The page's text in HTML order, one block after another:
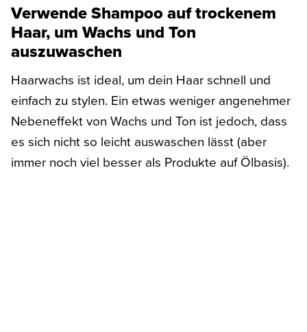
Verwende Shampoo auf trockenem
Haar, um Wachs und Ton
auszuwaschen
Haarwachs ist ideal, um dein Haar schnell und
einfach zu stylen. Ein etwas weniger angenehmer
Nebeneffekt von Wachs und Ton ist jedoch, dass
es sich nicht so leicht auswaschen lässt (aber
immer noch viel besser als Produkte auf Ölbasis).